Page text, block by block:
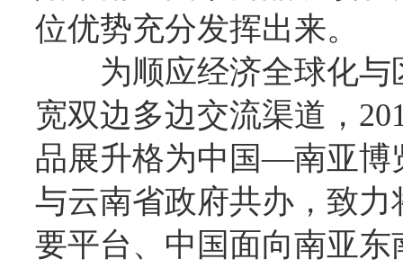
位优势充分发挥出来。
为顺应经济全球化
宽双边多边交流渠道，
品展升格为中国—南亚博
与云南省政府共办，致
要平台、中国面向南亚